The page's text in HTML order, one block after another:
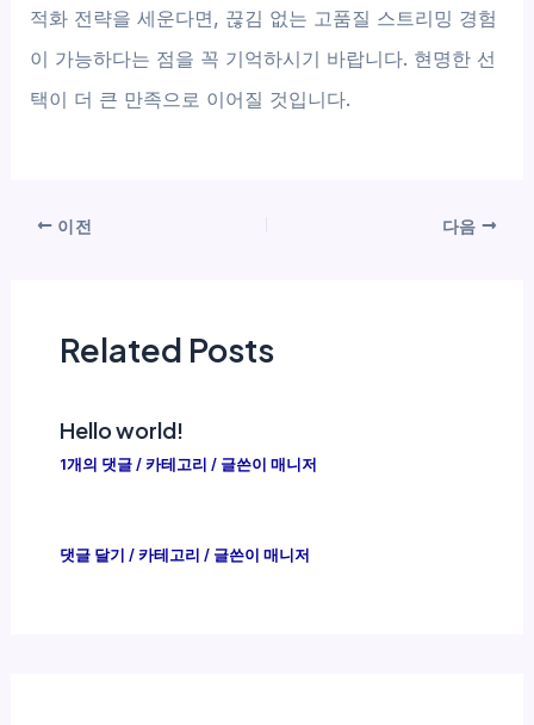
적화 전략을 세운다면, 끊김 없는 고품질 스트리밍 경험
이 가능하다는 점을 꼭 기억하시기 바랍니다. 현명한 선
택이 더 큰 만족으로 이어질 것입니다.
이전 다음
Related Posts
Hello world!
1개의 댓글 / 카테고리 / 글쓴이 매니저
댓글 달기 / 카테고리 / 글쓴이 매니저